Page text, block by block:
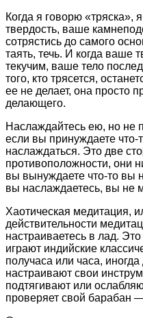
Когда я говорю «тряска»,
твердость, ваше
сотрястись до самого
таять, течь. И когда ваше
текучим, ваше тело
того, кто трясется,
ее не делает, она просто
делающего.
Наслаждайтесь ею, но не
если вы принуждаете
наслаждаться. Это две
противоположности, они
вы вынуждаете что-то вы
вы наслаждаетесь, вы не
Хаотическая медитация,
действительности
настраиваетесь в лад.
играют индийские
получаса или часа,
настраивают свои
подтягивают или
проверяет свой барабан